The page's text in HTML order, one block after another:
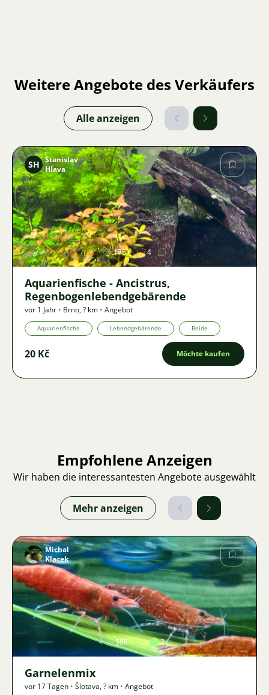
Weitere Angebote des Verkäufers
Alle anzeigen
Bild
SH Stanislav
Hlava
1751 4
Aquarienfische - Ancistrus,
Regenbogenlebendgebärende
vor 1 Jahr • Brno,? km • Angebot
Aquarienfische Lebendgebärende Beide
20 Kč Möchte kaufen
Empfohlene Anzeigen
Wir haben die interessantesten Angebote ausgewählt
Mehr anzeigen
Bild
Michal
Klacek
586 2
Garnelenmix
vor 17 Tagen • Šlotava,? km • Angebot